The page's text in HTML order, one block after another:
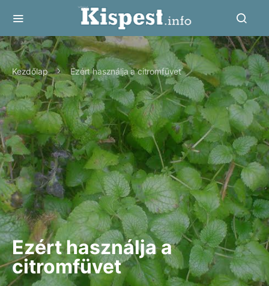
Kezdőlap Ezért használja a citromfüvet
Ezért használja a
citromfüvet